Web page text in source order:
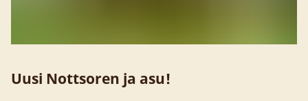
Uusi Nottsoren ja asu!